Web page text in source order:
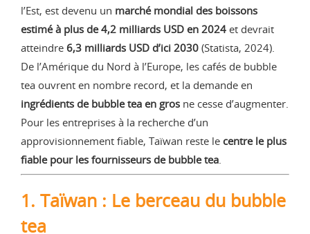
l’Est, est devenu un marché mondial des boissons
estimé à plus de 4,2 milliards USD en 2024 et devrait
atteindre 6,3 milliards USD d’ici 2030 (Statista, 2024).
De l’Amérique du Nord à l’Europe, les cafés de bubble
tea ouvrent en nombre record, et la demande en
ingrédients de bubble tea en gros ne cesse d’augmenter.
Pour les entreprises à la recherche d’un
approvisionnement fiable, Taïwan reste le centre le plus
fiable pour les fournisseurs de bubble tea
1. Taïwan : Le berceau du bubble
tea